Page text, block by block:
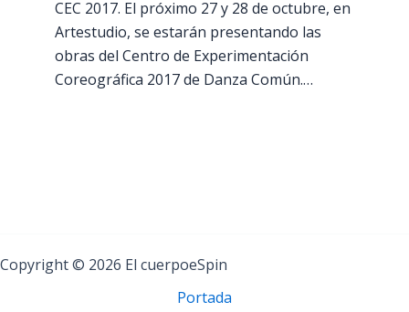
CEC 2017. El próximo 27 y 28 de octubre, en
Artestudio, se estarán presentando las
obras del Centro de Experimentación
Coreográfica 2017 de Danza Común.…
Copyright © 2026 El cuerpoeSpin
Portada